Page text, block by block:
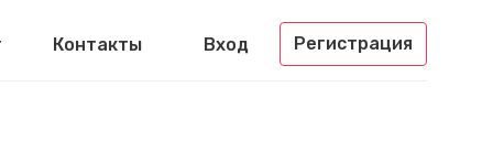
Контакты Вход Регистрация